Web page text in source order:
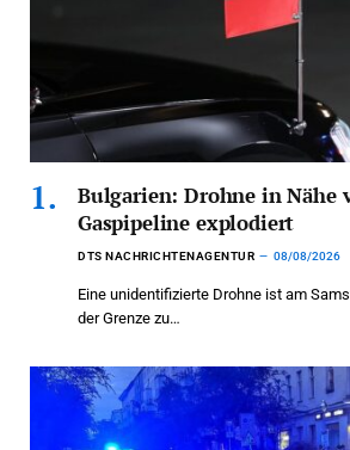
Bulgarien: Drohne in Nähe
Gaspipeline explodiert
DTS NACHRICHTENAGENTUR 08/08/2026
Eine unidentifizierte Drohne ist am
der Grenze zu…